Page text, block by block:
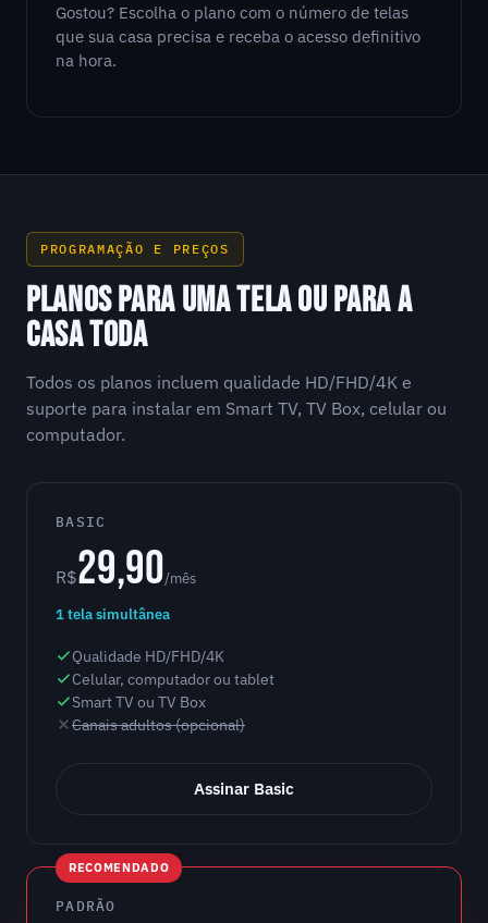
Gostou? Escolha o plano com o número de telas
que sua casa precisa e receba o acesso definitivo
na hora.
PROGRAMAÇÃO E PREÇOS
PLANOS PARA UMA TELA OU PARA A
CASA TODA
Todos os planos incluem qualidade HD/FHD/4K e
suporte para instalar em Smart TV, TV Box, celular ou
computador.
BASIC
R$29,90/mês
1 tela simultânea
Qualidade HD/FHD/4K
Celular, computador ou tablet
Smart TV ou TV Box
Canais adultos (opcional)
Assinar Basic
RECOMENDADO
PADRÃO